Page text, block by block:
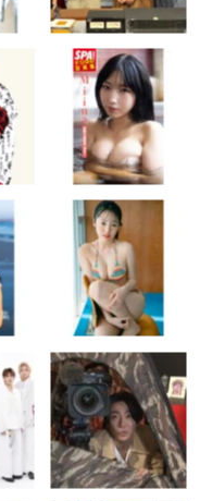
＋13日（月）12：00
格 3,720円
：220円（税込）が含
けの販売価格となりま
sp.jp/ft/s0007230
ジ：
sp.jp/
info.dtv.jp